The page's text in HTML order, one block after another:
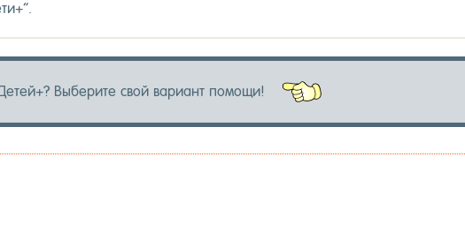
Вы­бери­те свой ва­ри­ант по­мощи!